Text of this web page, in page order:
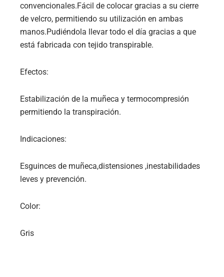
convencionales.Fácil de colocar gracias a su cierre
de velcro, permitiendo su utilización en ambas
manos.Pudiéndola llevar todo el día gracias a que
está fabricada con tejido transpirable.
Efectos:
Estabilización de la muñeca y termocompresión
permitiendo la transpiración.
Indicaciones:
Esguinces de muñeca,distensiones ,inestabilidades
leves y prevención.
Color:
Gris